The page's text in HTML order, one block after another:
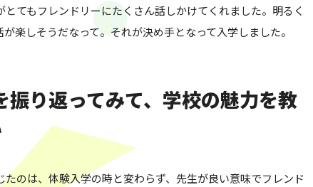
てもフレンドリーにたくさん話しかけてくれました。明るく
楽しそうだなって。それが決め手となって入学しました。
振り返ってみて、学校の魅力を教
のは、体験入学の時と変わらず、先生が良い意味でフレンド